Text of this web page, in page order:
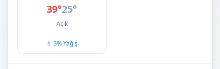
39°25°
Açık
💧 3% Yağış